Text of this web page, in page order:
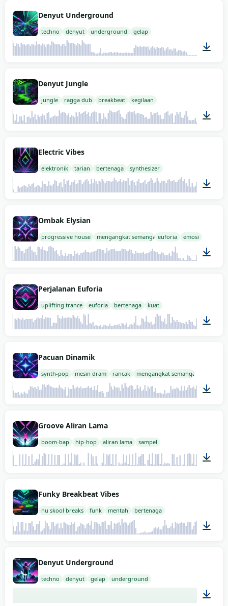
Denyut Underground
techno denyut underground gelap
Denyut Jungle
jungle ragga dub breakbeat kegilaan
Electric Vibes
elektronik tarian bertenaga synthesizer
Ombak Elysian
progressive house mengangkat semangat euforia emosi
Perjalanan Euforia
uplifting trance euforia bertenaga kuat
Pacuan Dinamik
synth-pop mesin dram rancak mengangkat semangat
Groove Aliran Lama
boom-bap hip-hop aliran lama sampel
Funky Breakbeat Vibes
nu skool breaks funk mentah bertenaga
Denyut Underground
techno denyut gelap underground